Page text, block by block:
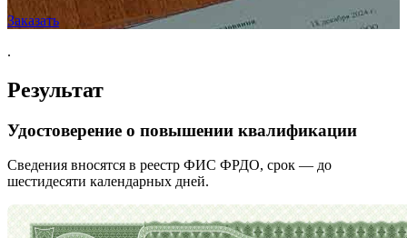
Заказать
.
Результат
Удостоверение о повышении квалификации
Сведения вносятся в реестр ФИС ФРДО, срок — до
шестидесяти календарных дней.